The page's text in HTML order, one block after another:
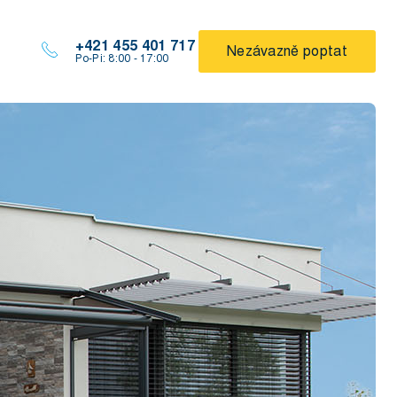
+421 455 401 717
Po-Pi: 8:00 - 17:00 Nezávazně poptat